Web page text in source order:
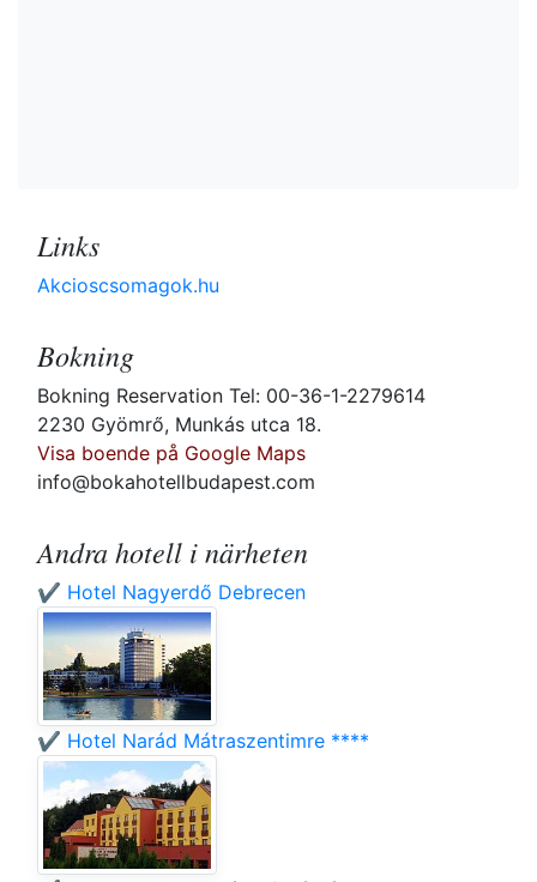
Links
Akcioscsomagok.hu
Bokning
Bokning Reservation Tel: 00-36-1-2279614
2230 Gyömrő, Munkás utca 18.
Visa boende på Google Maps
info@bokahotellbudapest.com
Andra hotell i närheten
✔️ Hotel Nagyerdő Debrecen
✔️ Hotel Narád Mátraszentimre ****